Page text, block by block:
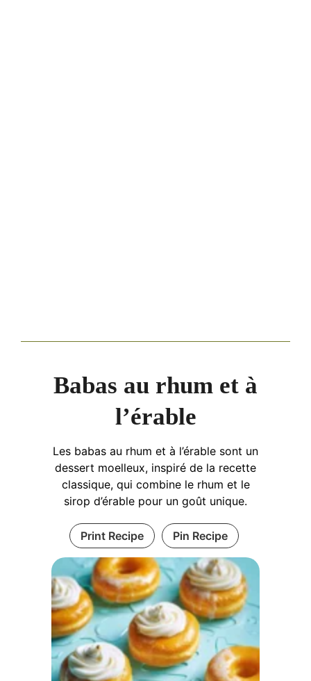
Babas au rhum et à
l’érable
Les babas au rhum et à l’érable sont un
dessert moelleux, inspiré de la recette
classique, qui combine le rhum et le
sirop d’érable pour un goût unique.
Print Recipe Pin Recipe